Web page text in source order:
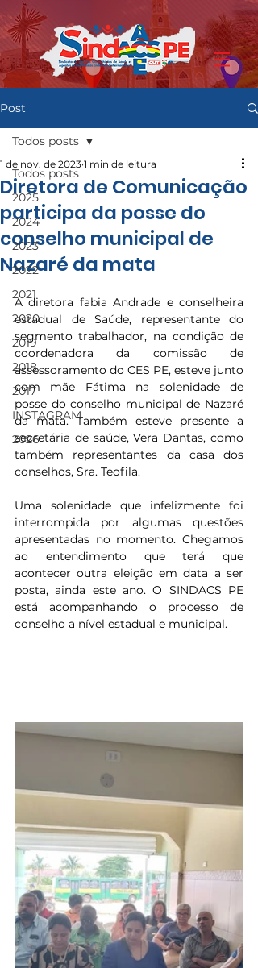
Post
Todos posts
2025
2024
2023
2022
2021
2020
2019
2018
2017
INSTAGRAM
2026
Todos posts
Diretora de Comunicação
participa da posse do
conselho municipal de
Nazaré da mata
1 de nov. de 2023 1 min de leitura
A diretora fabia Andrade e conselheira
estadual de Saúde, representante do
segmento trabalhador, na condição de
coordenadora da comissão de
assessoramento do CES PE, esteve junto
com mãe Fátima na solenidade de
posse do conselho municipal de Nazaré
da mata. Também esteve presente a
secretária de saúde, Vera Dantas, como
também representantes da casa dos
conselhos, Sra. Teofila.
Uma solenidade que infelizmente foi
interrompida por algumas questões
apresentadas no momento. Chegamos
ao entendimento que terá que
acontecer outra eleição em data a ser
posta, ainda este ano. O SINDACS PE
está acompanhando o processo de
conselho a nível estadual e municipal.